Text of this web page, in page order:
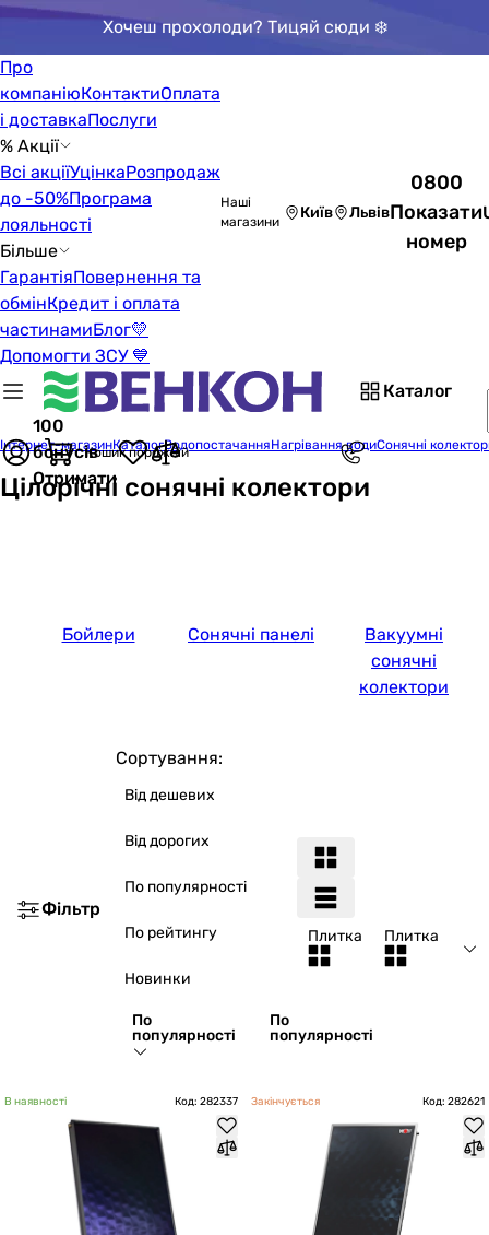
Хочеш прохолоди? Тицяй сюди ❄️
Про
компаніюКонтактиОплата
і доставкаПослуги
% Акції
Всі акціїУцінкаРозпродаж
до -50%Програма
лояльності
Більше
ГарантіяПовернення та
обмінКредит і оплата
частинамиБлог💛
Допомогти ЗСУ 💙
Наші
магазини
Київ Львів
0800
Показати
номер
Каталог
100
бонусів
Отримати
Кошик порожній
Інтернет-магазинКаталогВодопостачанняНагрівання водиСонячні
Цілорічні сонячні колектори
Бойлери Сонячні панелі
Вакуумні
сонячні
колектори
Фільтр
Сортування:
Від дешевих
Від дорогих
По популярності
По рейтингу
Новинки
По
популярності
По
популярності
Плитка Плитка
В наявності Код: 282337 Закінчується Код: 282621